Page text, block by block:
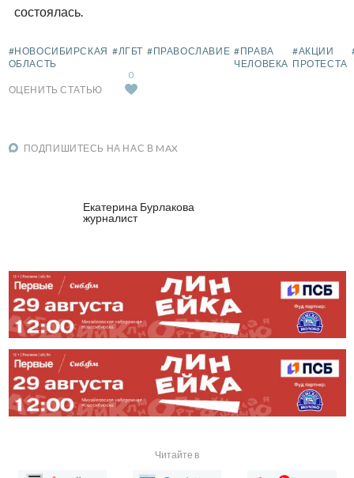
состоялась.
#НОВОСИБИРСКАЯ
ОБЛАСТЬ
#ЛГБТ #ПРАВОСЛАВИЕ #ПРАВА
ЧЕЛОВЕКА
#АКЦИИ
ПРОТЕСТА
ОЦЕНИТЬ СТАТЬЮ
0
ПОДПИШИТЕСЬ НА НАС В MAX
Екатерина Бурлакова
журналист
Читайте в